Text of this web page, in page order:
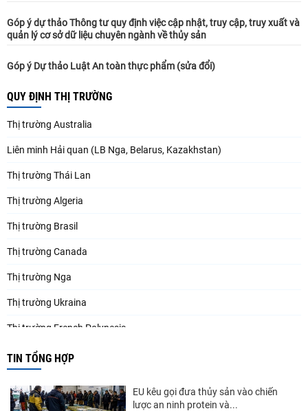
Góp ý dự thảo Thông tư quy định việc cập nhật, truy cập, truy xuất và
quản lý cơ sở dữ liệu chuyên ngành về thủy sản
Góp ý Dự thảo Luật An toàn thực phẩm (sửa đổi)
QUY ĐỊNH THỊ TRƯỜNG
Thị trường Australia
Liên minh Hải quan (LB Nga, Belarus, Kazakhstan)
Thị trường Thái Lan
Thị trường Algeria
Thị trường Brasil
Thị trường Canada
Thị trường Nga
Thị trường Ukraina
Thị trường French Polynesia
Thị trường Trung Quốc
Thị trường New Zealand
TIN TỔNG HỢP
EU kêu gọi đưa thủy sản vào chiến
lược an ninh protein và...